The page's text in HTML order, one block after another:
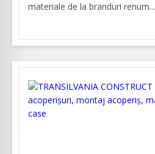
materiale de la branduri renum...